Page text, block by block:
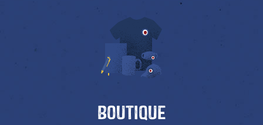
Boutique